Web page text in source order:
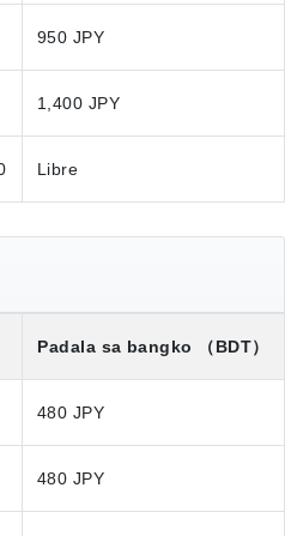
950 JPY
1,400 JPY
Libre
Padala sa bangko （BDT）
480 JPY
480 JPY